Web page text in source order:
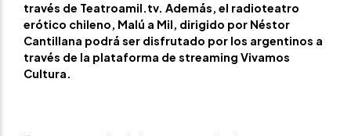
través de Teatroamil.tv. Además, el radioteatro
erótico chileno, Malú a Mil, dirigido por Néstor
Cantillana podrá ser disfrutado por los argentinos a
través de la plataforma de streaming Vivamos
Cultura.